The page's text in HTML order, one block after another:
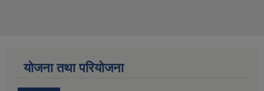
योजना तथा परियोजना